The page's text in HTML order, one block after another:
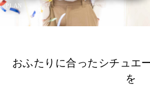
PLAN
おふたりに合ったシチュエ
を